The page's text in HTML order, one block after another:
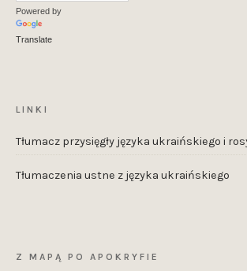
Powered by
Translate
LINKI
Tłumacz przysięgły języka ukraińskiego i
Tłumaczenia ustne z języka ukraińskiego
Z MAPĄ PO APOKRYFIE